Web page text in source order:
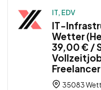
IT, EDV
IT-
Wetter
39,00 € /
Freelancer
35083